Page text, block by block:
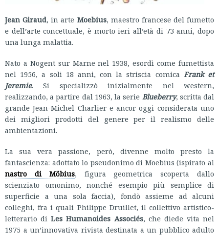
Jean Giraud, in arte Moebius, maestro francese del fumetto
e dell’arte concettuale, è morto ieri all’età di 73 anni, dopo
una lunga malattia.
Nato a Nogent sur Marne nel 1938, esordì come fumettista
nel 1956, a soli 18 anni, con la striscia comica Frank et
Jeremie. Si specializzò inizialmente nel western,
realizzando, a partire dal 1963, la serie Blueberry, scritta dal
grande Jean-Michel Charlier e ancor oggi considerata uno
dei migliori prodotti del genere per il realismo delle
ambientazioni.
La sua vera passione, però, divenne molto presto la
fantascienza: adottato lo pseudonimo di Moebius (ispirato al
nastro di Möbius, figura geometrica scoperta dallo
scienziato omonimo, nonché esempio più semplice di
superficie a una sola faccia), fondò assieme ad alcuni
colleghi, fra i quali Philippe Druillet, il collettivo artistico-
letterario diLes Humanoides Associés, che diede vita nel
1975 a un’innovativa rivista destinata a un pubblico adulto